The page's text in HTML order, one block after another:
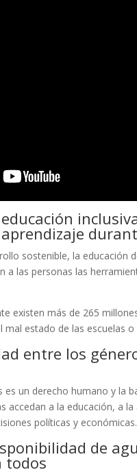
sostenible, la educación
a las personas las
existen más de 265
mal estado de las escuelas
entre los
un derecho humano y la
accedan a la educación, a
políticas y económicas.
de
todos